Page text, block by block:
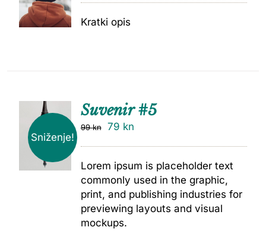
CU
Kratki opis
Sniženje!
DODAJ
Suvenir #5
99kn 79 kn
Lorem ipsum is placeholder text
commonly used in the graphic,
print, and publishing industries for
previewing layouts and visual
mockups.